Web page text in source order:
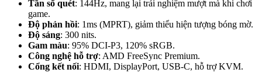
Tần số quét: 144Hz, mang lại trải nghiệm mượt mà khi chơi
game.
Độ phản hồi: 1ms (MPRT), giảm thiểu hiện tượng bóng mờ.
Độ sáng: 300 nits.
Gam màu: 95% DCI-P3, 120% sRGB.
Công nghệ hỗ trợ: AMD FreeSync Premium.
Cổng kết nối: HDMI, DisplayPort, USB-C, hỗ trợ KVM.